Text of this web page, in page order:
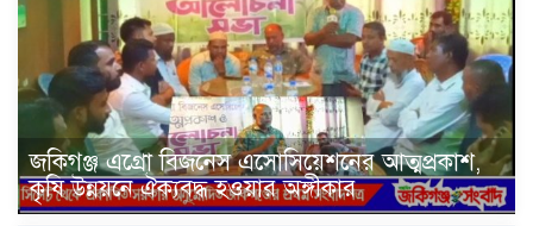
জকিগঞ্জ এগ্রো বিজনেস এসোসিয়েশনের আত্মপ্রকাশ,
কৃষি উন্নয়নে ঐক্যবদ্ধ হওয়ার অঙ্গীকার